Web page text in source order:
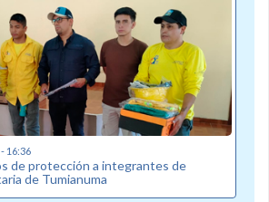
16:36
de protección a integrantes de
de Tumianuma